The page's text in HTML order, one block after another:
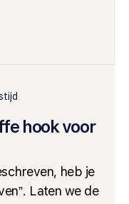
hook voor
heb je
Laten we de